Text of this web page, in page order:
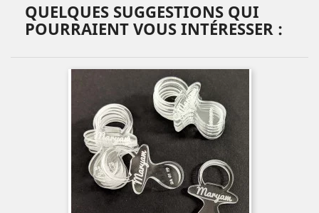
QUELQUES SUGGESTIONS QUI
POURRAIENT VOUS INTÉRESSER :